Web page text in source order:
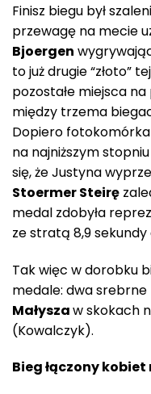
Finisz biegu był
przewagę na mecie
Bjoergen
to już drugie “złoto”
pozostałe miejsca
między trzema
Dopiero fotokomórka
na najniższym
się, że Justyna
Stoermer Steirę
medal zdobyła
ze stratą 8,9 sekundy
Tak więc w dorobku
medale: dwa
Małyszaw skokach
(Kowalczyk).
Bieg łączony kobiet